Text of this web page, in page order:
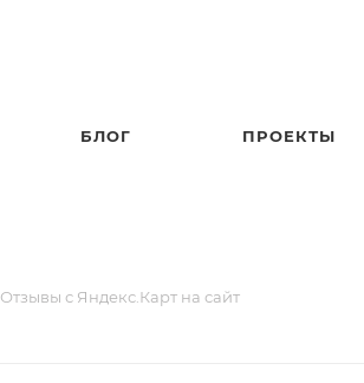
БЛОГ ПРОЕКТЫ
Отзывы с Яндекс.Карт на сайт